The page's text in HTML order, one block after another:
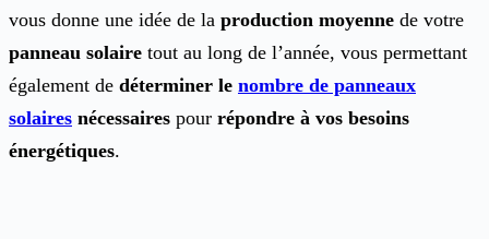
vous donne une idée de la production moyenne de votre
panneau solaire tout au long de l’année, vous permettant
également de déterminer le nombre de panneaux
solaires nécessaires pour répondre à vos besoins
énergétiques.